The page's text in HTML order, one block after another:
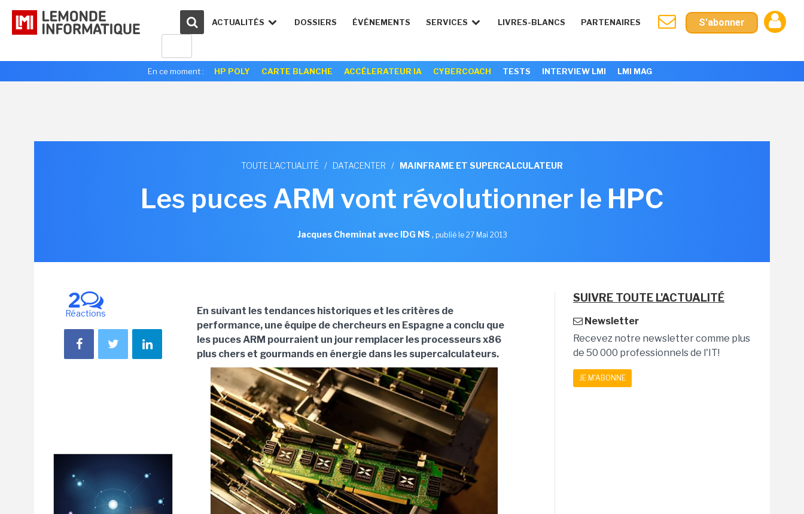
ACTUALITÉS DOSSIERS ÉVÉNEMENTS SERVICES LIVRES-BLANCS PARTENAIRES S'abonner
En ce moment : HP POLY CARTE BLANCHE ACCÉLERATEUR IA CYBERCOACH TESTS INTERVIEW LMI LMI MAG
TOUTE L'ACTUALITÉ / DATACENTER / MAINFRAME ET SUPERCALCULATEUR
Les puces ARM vont révolutionner le HPC
Jacques Cheminat avec IDG NS , publié le 27 Mai 2013
2
Réactions
En suivant les tendances historiques et les critères de
performance, une équipe de chercheurs en Espagne a conclu que
les puces ARM pourraient un jour remplacer les processeurs x86
plus chers et gourmands en énergie dans les supercalculateurs.
SUIVRE TOUTE L'ACTUALITÉ
Newsletter
Recevez notre newsletter comme plus
de 50 000 professionnels de l'IT!
JE M'ABONNE